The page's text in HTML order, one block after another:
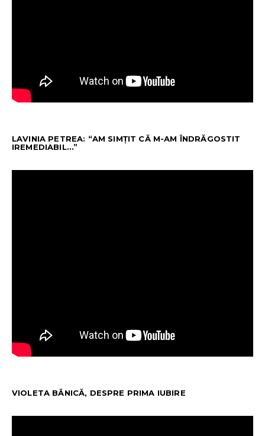
LAVINIA PETREA: “AM SIMȚIT CĂ M-AM ÎNDRĂGOSTIT
IREMEDIABIL…”
VIOLETA BĂNICĂ, DESPRE PRIMA IUBIRE